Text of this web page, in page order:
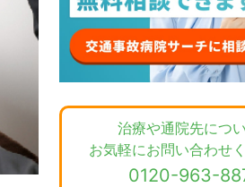
治療や通院先につ
お気軽にお問い合わせ
0120-963-